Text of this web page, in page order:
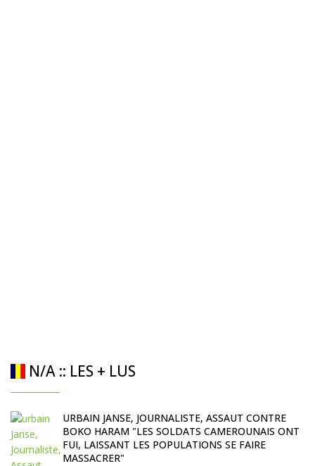
N/A :: LES + LUS
URBAIN JANSE, JOURNALISTE, ASSAUT CONTRE
BOKO HARAM "LES SOLDATS CAMEROUNAIS ONT
FUI, LAISSANT LES POPULATIONS SE FAIRE
MASSACRER"